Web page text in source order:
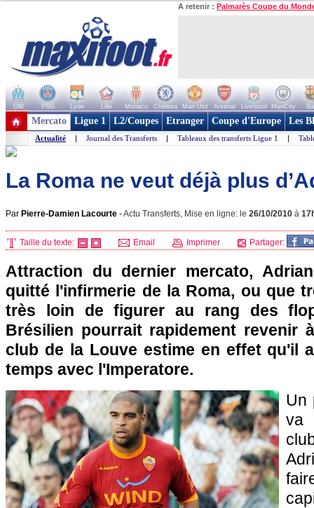
A retenir : Palmarès Coupe du
OM PSG Lyon Lille Monaco Chelsea Man Utd Arsenal Liverpool ManCity
+ de clubs
Mercato Ligue 1 L2/Coupes Etranger Coupe d'Europe Les
Actualité | Journal des Transferts | Tableaux des transferts Ligue 1 |
La Roma ne veut déjà plus
Par Pierre-Damien Lacourte -Actu Transferts, Mise en ligne: le 26/10/2010 à
Taille du texte: Email Imprimer Partager:
Attraction du dernier mercato,
quitté l'infirmerie de la Roma, ou que
très loin de figurer au rang des
Brésilien pourrait rapidement revenir
club de la Louve estime en effet qu'il
temps avec l'Imperatore.
Un
va